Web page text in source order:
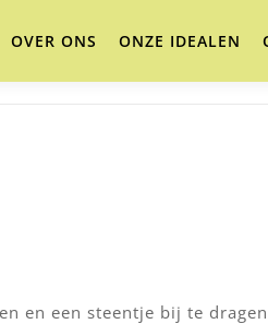
OVER ONS ONZE IDEALEN
en een steentje bij te